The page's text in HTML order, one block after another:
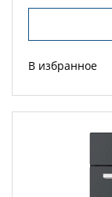
В избранное